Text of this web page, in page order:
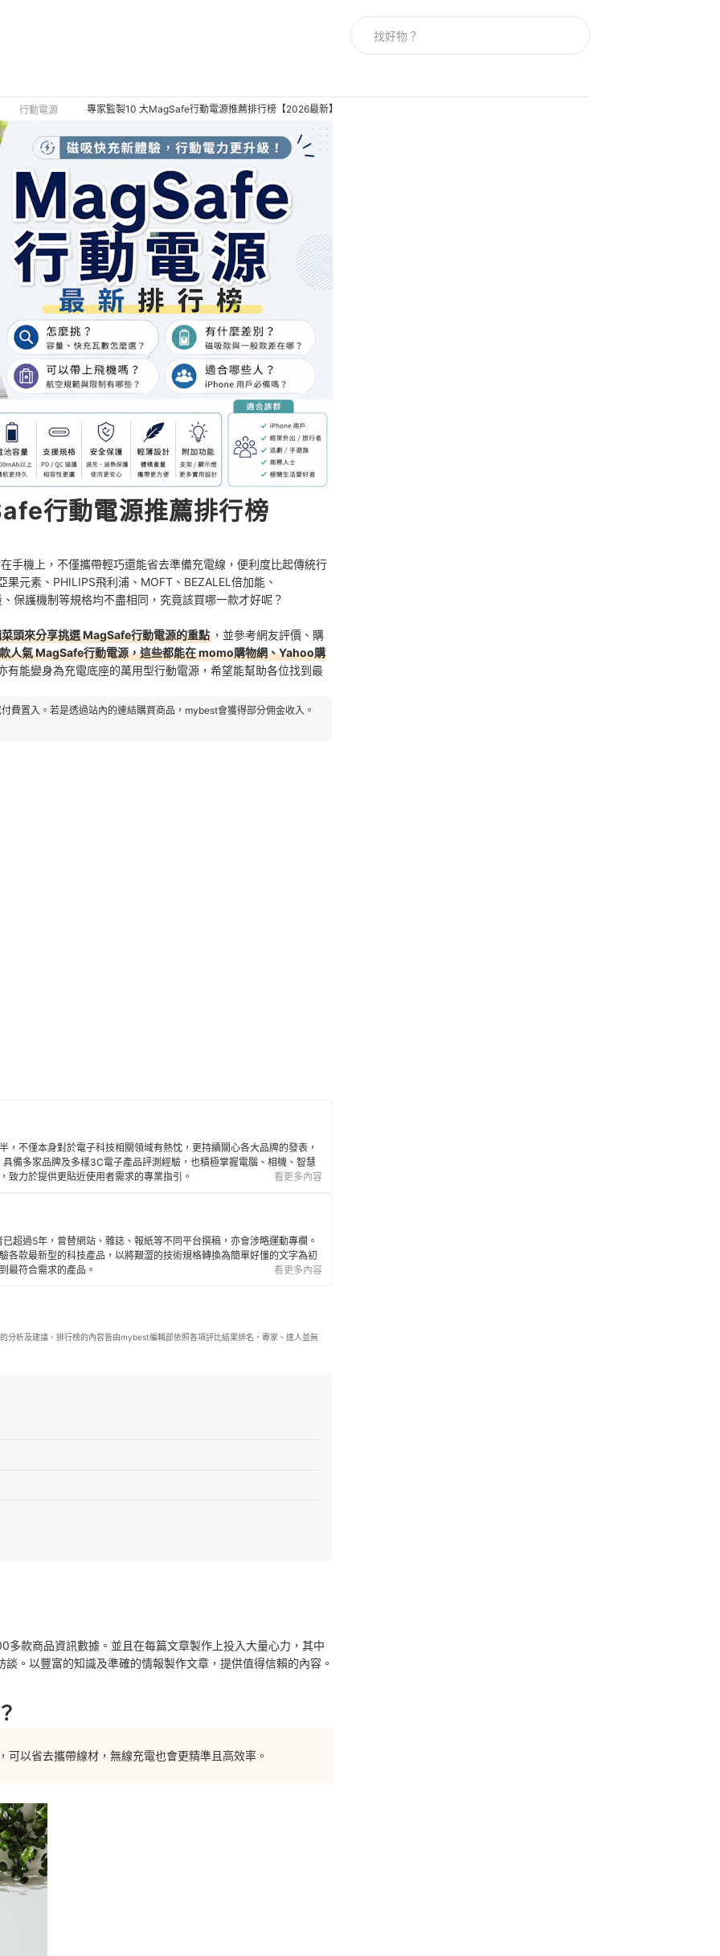
行動電源 專家監製10 大MagSafe行動電源推薦排行榜【2026最新】
行動電源推薦排行榜
手機上，不僅攜帶輕巧還能省去準備充電線，便利度比起傳統行
元素、PHILIPS飛利浦、MOFT、BEZALEL倍加能、
保護機制等規格均不盡相同，究竟該買哪一款才好呢？
頭來分享挑選 MagSafe行動電源的重點 ，並參考網友評價、購
人氣 MagSafe行動電源，這些都能在 momo購物網、Yahoo購
有能變身為充電底座的萬用型行動電源，希望能幫助各位找到最
費置入。若是透過站內的連結購買商品，mybest會獲得部分佣金收入。
，不僅本身對於電子科技相關領域有熱忱，更持續關心各大品牌的發表，
備多家品牌及多樣3C電子產品評測經驗，也積極掌握電腦、相機、智慧
致力於提供更貼近使用者需求的專業指引。
看更多內容
超過5年，曾替網站、雜誌、報紙等不同平台撰稿，亦會涉略運動專欄。
各款最新型的科技產品，以將艱澀的技術規格轉換為簡單好懂的文字為初
最符合需求的產品。
看更多內容
分析及建議。排行榜的內容皆由mybest編輯部依照各項評比結果排名，專家、達人並無
款商品資訊數據。並且在每篇文章製作上投入大量心力，其中
。以豐富的知識及準確的情報製作文章，提供值得信賴的內容。
以省去攜帶線材，無線充電也會更精準且高效率。